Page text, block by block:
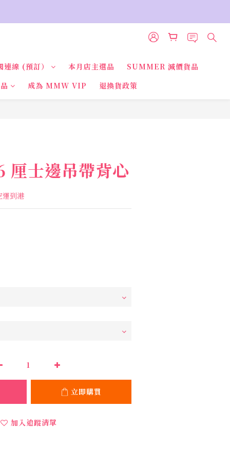
線 (預訂） 本月店主選品
SUMMER 減價貨品
成為 MMW VIP 退換貨政策
士邊吊帶背心
到港
立即購買
加入追蹤清單